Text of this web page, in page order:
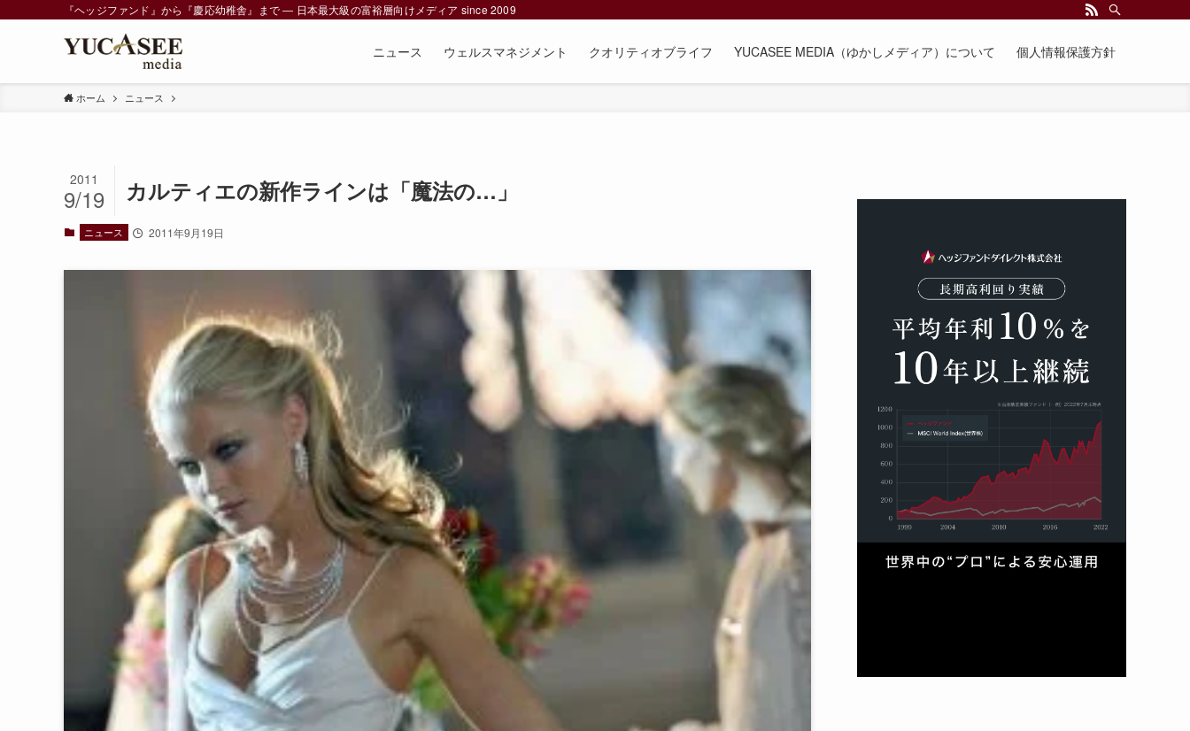
『ヘッジファンド』から『慶応幼稚舎』まで ― 日本最大級の富裕層向けメディア since 2009
ニュース ウェルスマネジメント クオリティオブライフ YUCASEE MEDIA（ゆかしメディア）について 個人情報保護方針
ホーム ニュース
カルティエの新作ラインは「魔法の…」
2011
9/19
ニュース 2011年9月19日